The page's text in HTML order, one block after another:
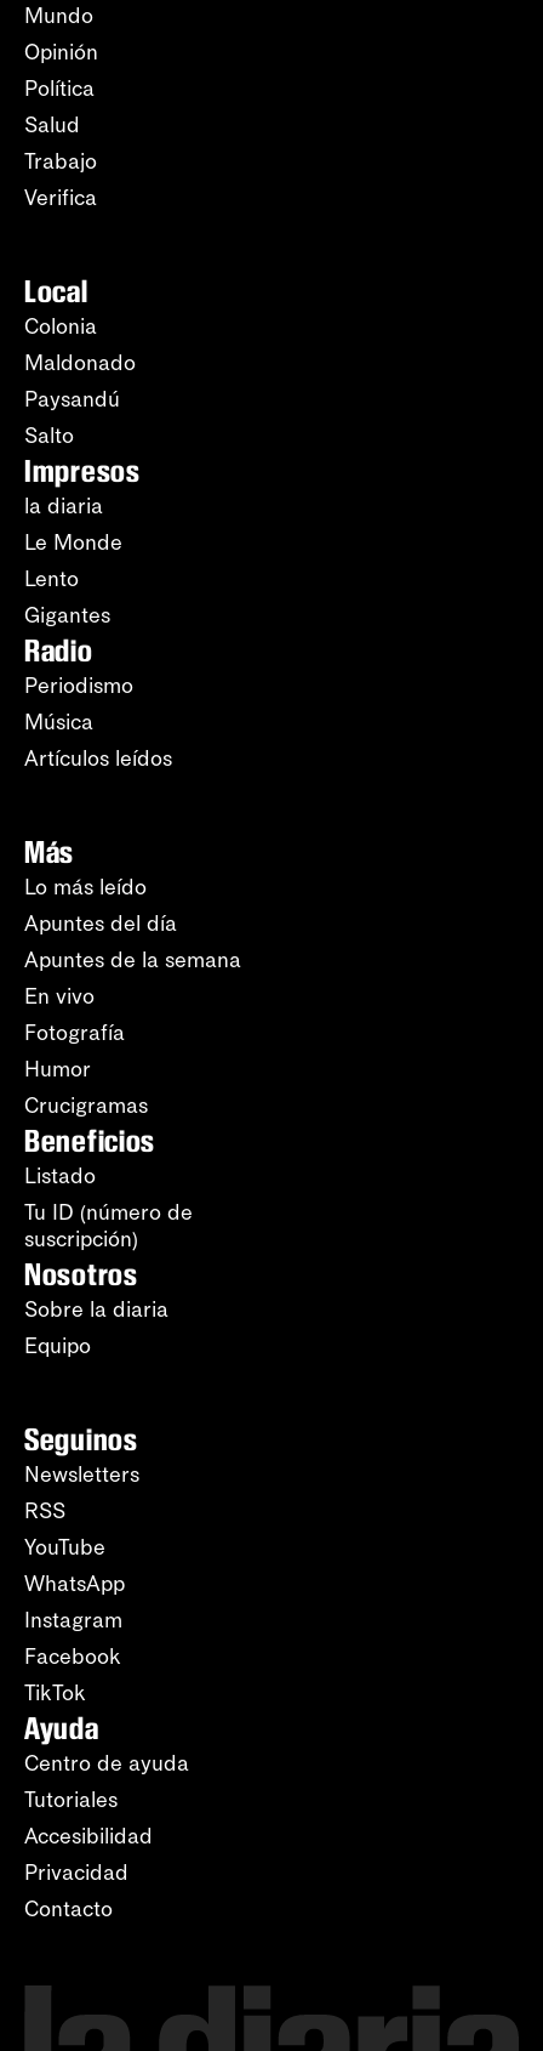
Mundo
Opinión
Política
Salud
Trabajo
Verifica
Local
Colonia
Maldonado
Paysandú
Salto
Impresos
la diaria
Le Monde
Lento
Gigantes
Radio
Periodismo
Música
Artículos leídos
Más
Lo más leído
Apuntes del día
Apuntes de la semana
En vivo
Fotografía
Humor
Crucigramas
Beneficios
Listado
Tu ID (número de
suscripción)
Nosotros
Sobre la diaria
Equipo
Seguinos
Newsletters
RSS
YouTube
WhatsApp
Instagram
Facebook
TikTok
Ayuda
Centro de ayuda
Tutoriales
Accesibilidad
Privacidad
Contacto